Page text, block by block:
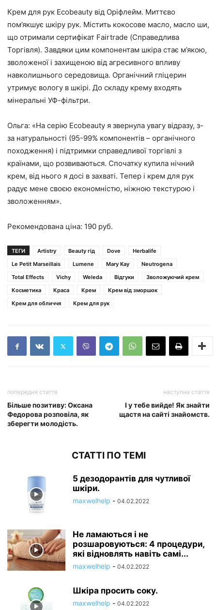
Крем для рук Ecobeauty від Оріфлейм. Миттєво
пом’якшує шкіру рук. Містить кокосове масло, масло ши,
що отримали сертифікат Fairtrade (Справедлива
Торгівля). Завдяки цим компонентам шкіра стає м’якою,
зволоженої і захищеною від агресивного впливу
навколишнього середовища. Органічний гліцерин
утримує вологу в шкірі. До складу крему входять
мінеральні УФ-фільтри.
Ольга: «На серію Ecobeauty я звернула увагу відразу, з-
за натуральності (95-99% компонентів – органічного
походження) і підтримки справедливої торгівлі з
країнами, що розвиваються. Спочатку купила нічний
крем, від нього я досі в захваті. Тепер і крем для рук
радує мене своєю економністю, ніжною текстурою і
зволоженням».
Рекомендована ціна: 190 руб.
ТЕГИ Artistry Beauty гід Dove
Herbalife
Le Petit Marseillais
Lumene Mary Kay
Neutrogena
Total Effects
Vichy Weleda Відгуки
Зволожуючий крем
Косметика
Краса Крем
Крем від зморшок
Крем для обличчя
Крем для рук
попередня стаття
Більше позитиву: Оксана
Федорова розповіла, як
зберегти молодість.
наступна стаття
І у тебе вийде! Як знайти
щастя на сайті знайомств.
СТАТТІ ПО ТЕМІ
5 дезодорантів для чутливої
шкіри.
maxwelhelp - 04.02.2022
Не ламаються і не
розшаровуються: 4 процедури,
які відновлять навіть самі...
maxwelhelp - 04.02.2022
Шкіра просить соку.
maxwelhelp - 04.02.2022